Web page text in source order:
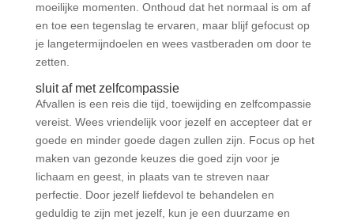
moeilijke momenten. Onthoud dat het normaal is om af
en toe een tegenslag te ervaren, maar blijf gefocust op
je langetermijndoelen en wees vastberaden om door te
zetten.
sluit af met zelfcompassie
Afvallen is een reis die tijd, toewijding en zelfcompassie
vereist. Wees vriendelijk voor jezelf en accepteer dat er
goede en minder goede dagen zullen zijn. Focus op het
maken van gezonde keuzes die goed zijn voor je
lichaam en geest, in plaats van te streven naar
perfectie. Door jezelf liefdevol te behandelen en
geduldig te zijn met jezelf, kun je een duurzame en